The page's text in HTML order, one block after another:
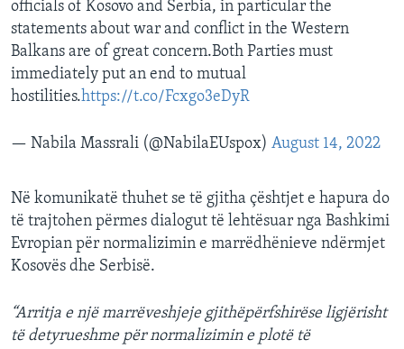
officials of Kosovo and Serbia, in particular the
statements about war and conflict in the Western
Balkans are of great concern.Both Parties must
immediately put an end to mutual
hostilities.https://t.co/Fcxgo3eDyR
— Nabila Massrali (@NabilaEUspox) August 14, 2022
Në komunikatë thuhet se të gjitha çështjet e hapura do
të trajtohen përmes dialogut të lehtësuar nga Bashkimi
Evropian për normalizimin e marrëdhënieve ndërmjet
Kosovës dhe Serbisë.
“Arritja e një marrëveshjeje gjithëpërfshirëse ligjërisht
të detyrueshme për normalizimin e plotë të